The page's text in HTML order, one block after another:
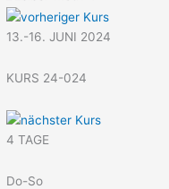
13.-16. JUNI 2024
KURS 24-024
4 TAGE
Do-So